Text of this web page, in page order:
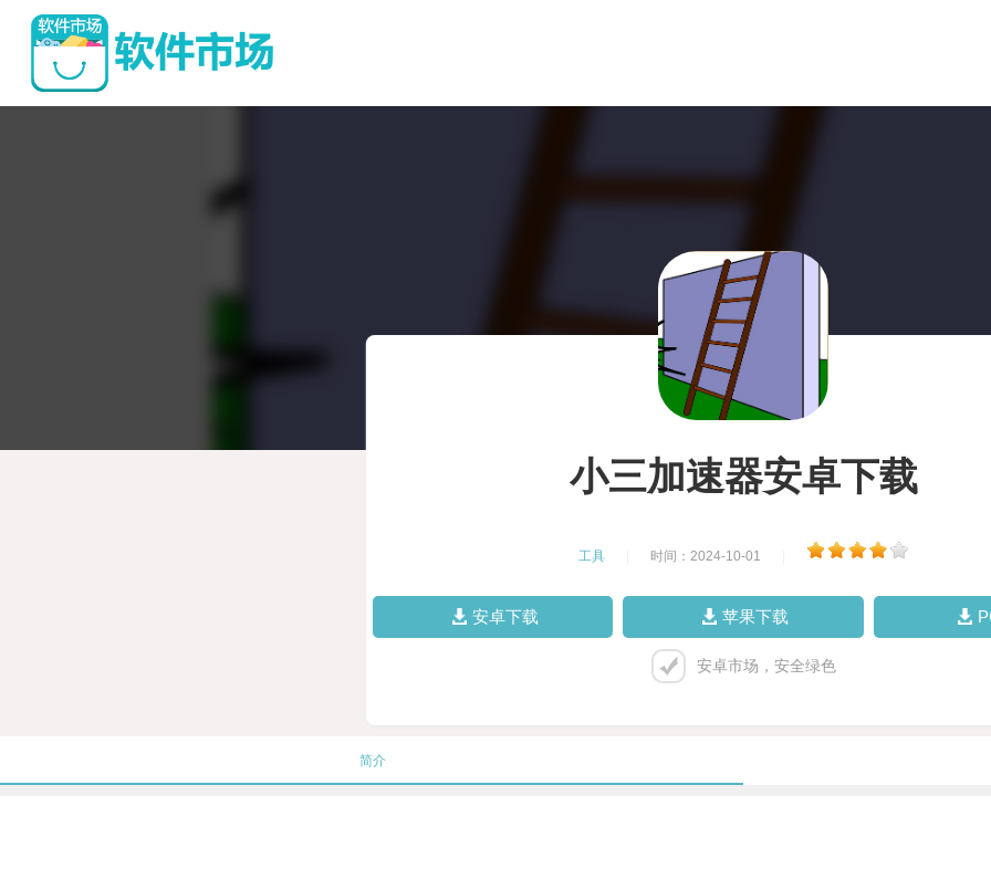
小三加速器安卓下载
工具 时间：2024-10-01
安卓下载 苹果下载
安卓市场，安全绿色
简介